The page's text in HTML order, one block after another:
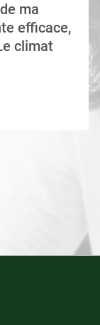
ma
efficace,
climat